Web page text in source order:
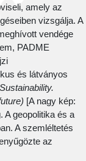
amely az
vizsgálja. A
vendége
PADME
és látványos
[A nagy kép:
A geopolitika és a
A szemléltetés
az